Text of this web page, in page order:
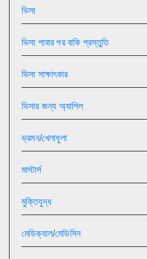
ভিসা
ভিসা পাবার পর বাকি প্রস্তুতি
ভিসা সাক্ষাৎকার
ভিসার জন্য অ্যাপিল
ভ্রমন/খেলাধুলা
মাস্টার্স
মুক্তিযুদ্ধ
মেডিক্যাল/মেডিসিন